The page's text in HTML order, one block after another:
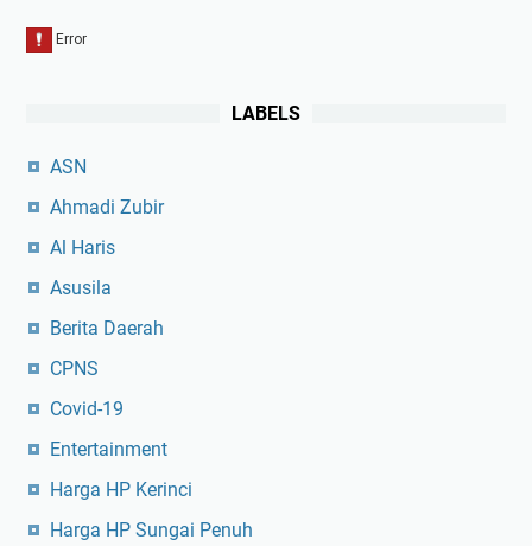
LABELS
ASN
Ahmadi Zubir
Al Haris
Asusila
Berita Daerah
CPNS
Covid-19
Entertainment
Harga HP Kerinci
Harga HP Sungai Penuh